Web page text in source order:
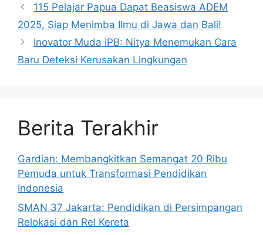
115 Pelajar Papua Dapat Beasiswa ADEM
2025, Siap Menimba Ilmu di Jawa dan Bali!
Inovator Muda IPB: Nitya Menemukan Cara
Baru Deteksi Kerusakan Lingkungan
Berita Terakhir
Gardian: Membangkitkan Semangat 20 Ribu
Pemuda untuk Transformasi Pendidikan
Indonesia
SMAN 37 Jakarta: Pendidikan di Persimpangan
Relokasi dan Rel Kereta